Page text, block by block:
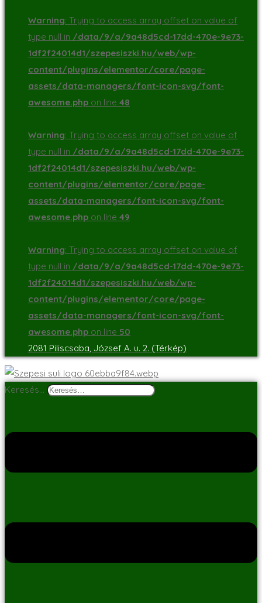
Warning: Trying to access array offset on value of
type null in /data/9/a/9a48d5cd-17dd-470e-9e73-
1df2f24014d1/szepesiszki.hu/web/wp-
content/plugins/elementor/core/page-
assets/data-managers/font-icon-svg/font-
awesome.php on line 48
Warning: Trying to access array offset on value of
type null in /data/9/a/9a48d5cd-17dd-470e-9e73-
1df2f24014d1/szepesiszki.hu/web/wp-
content/plugins/elementor/core/page-
assets/data-managers/font-icon-svg/font-
awesome.php on line 49
Warning: Trying to access array offset on value of
type null in /data/9/a/9a48d5cd-17dd-470e-9e73-
1df2f24014d1/szepesiszki.hu/web/wp-
content/plugins/elementor/core/page-
assets/data-managers/font-icon-svg/font-
awesome.php on line 50
2081 Piliscsaba, József A. u. 2. (Térkép)
Keresés…